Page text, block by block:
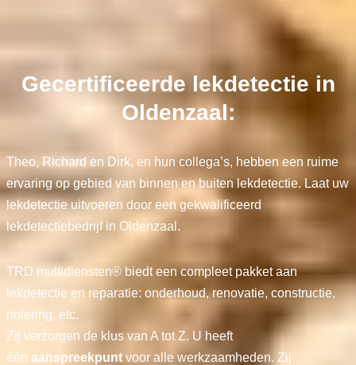
Gecertificeerde lekdetectie in
Oldenzaal:
Theo, Richard en Dirk, en hun collega’s, hebben een ruime
ervaring op gebied van binnen en buiten lekdetectie. Laat uw
lekdetectie uitvoeren door een gekwalificeerd
lekdetectiebedrijf in Oldenzaal.
TRD multidiensten® biedt een compleet pakket aan
lekdetectie en reparatie: onderhoud, renovatie, constructie,
riolering, etc.
Zij verzorgen de klus van A tot Z. U heeft
één aanspreekpuntvoor alle werkzaamheden. Zij